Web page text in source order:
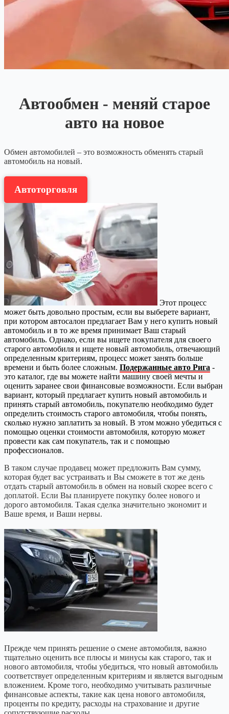
Автообмен - меняй старое
авто на новое
Обмен автомобилей – это возможность обменять старый
автомобиль на новый.
Aвтоторговля
Этот процесс
может быть довольно простым, если вы выберете вариант,
при котором автосалон предлагает Вам у него купить новый
автомобиль и в то же время принимает Ваш старый
автомобиль. Однако, если вы ищете покупателя для своего
старого автомобиля и ищете новый автомобиль, отвечающий
определенным критериям, процесс может занять больше
времени и быть более сложным. Подержанные авто Рига -
это каталог, где вы можете найти машину своей мечты и
оценить заранее свои финансовые возможности. Если выбран
вариант, который предлагает купить новый автомобиль и
принять старый автомобиль, покупателю необходимо будет
определить стоимость старого автомобиля, чтобы понять,
сколько нужно заплатить за новый. В этом можно убедиться с
помощью оценки стоимости автомобиля, которую может
провести как сам покупатель, так и с помощью
профессионалов.
В таком случае продавец может предложить Вам сумму,
которая будет вас устраивать и Вы сможете в тот же день
отдать старый автомобиль в обмен на новый скорее всего с
доплатой. Если Вы планируете покупку более нового и
дорого автомобиля. Такая сделка значительно экономит и
Ваше время, и Ваши нервы.
Прежде чем принять решение о смене автомобиля, важно
тщательно оценить все плюсы и минусы как старого, так и
нового автомобиля, чтобы убедиться, что новый автомобиль
соответствует определенным критериям и является выгодным
вложением. Кроме того, необходимо учитывать различные
финансовые аспекты, такие как цена нового автомобиля,
проценты по кредиту, расходы на страхование и другие